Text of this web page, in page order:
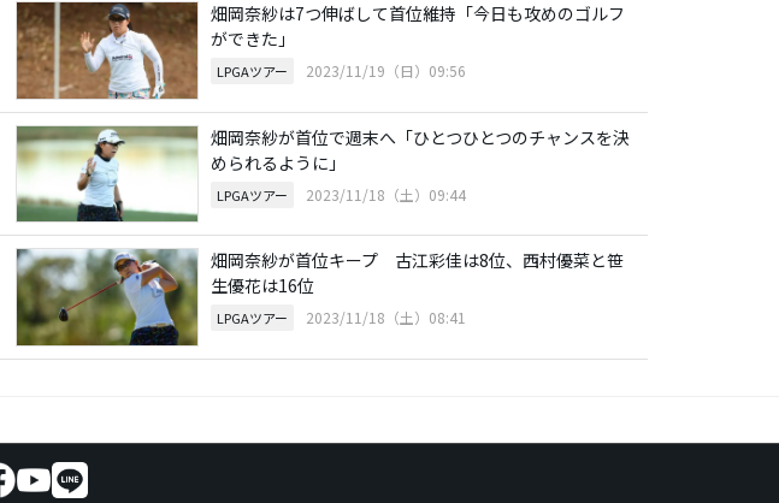
畑岡奈紗は7つ伸ばして首位維持「今日も攻めのゴルフ
ができた」
LPGAツアー 2023/11/19（日）09:56
畑岡奈紗が首位で週末へ「ひとつひとつのチャンスを決
められるように」
LPGAツアー 2023/11/18（土）09:44
畑岡奈紗が首位キープ 古江彩佳は8位、西村優菜と笹
生優花は16位
LPGAツアー 2023/11/18（土）08:41